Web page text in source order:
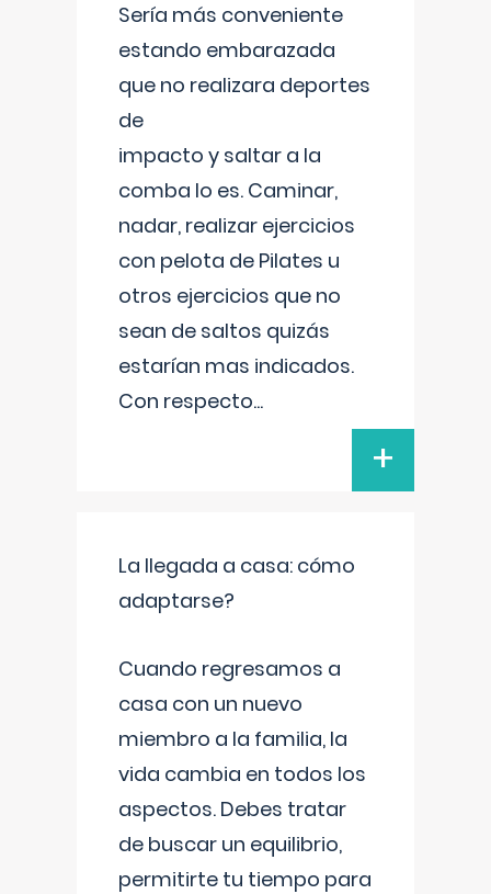
Sería más conveniente
estando embarazada
que no realizara deportes
de
impacto y saltar a la
comba lo es. Caminar,
nadar, realizar ejercicios
con pelota de Pilates u
otros ejercicios que no
sean de saltos quizás
estarían mas indicados.
Con respecto...
+
La llegada a casa: cómo
adaptarse?
Cuando regresamos a
casa con un nuevo
miembro a la familia, la
vida cambia en todos los
aspectos. Debes tratar
de buscar un equilibrio,
permitirte tu tiempo para